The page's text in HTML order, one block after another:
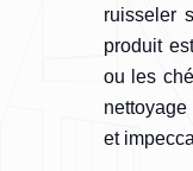
ruisseler
produit
ou les
et